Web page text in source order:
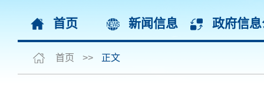
首页 新闻信息 政府信
首页 >> 正文